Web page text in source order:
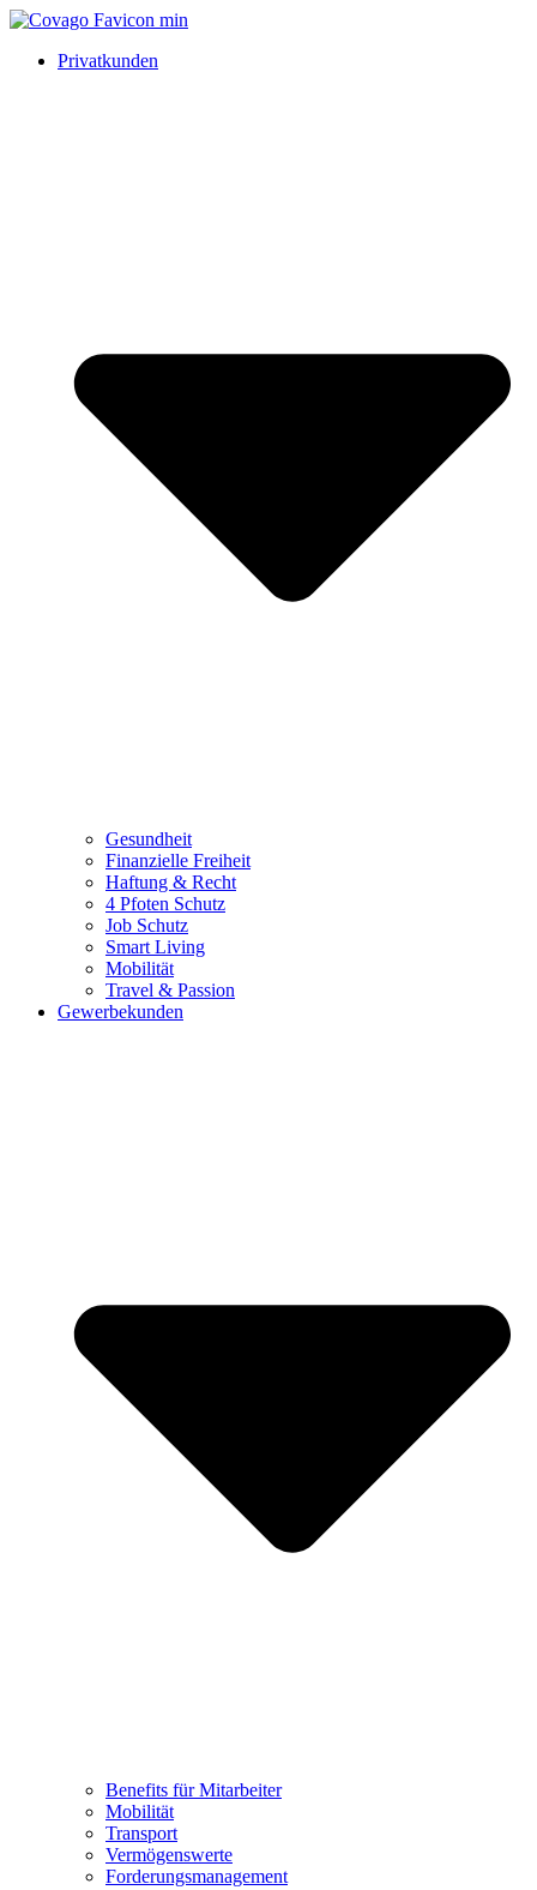
Privatkunden
Gesundheit
Finanzielle Freiheit
Haftung & Recht
4 Pfoten Schutz
Job Schutz
Smart Living
Mobilität
Travel & Passion
Gewerbekunden
Benefits für Mitarbeiter
Mobilität
Transport
Vermögenswerte
Forderungsmanagement